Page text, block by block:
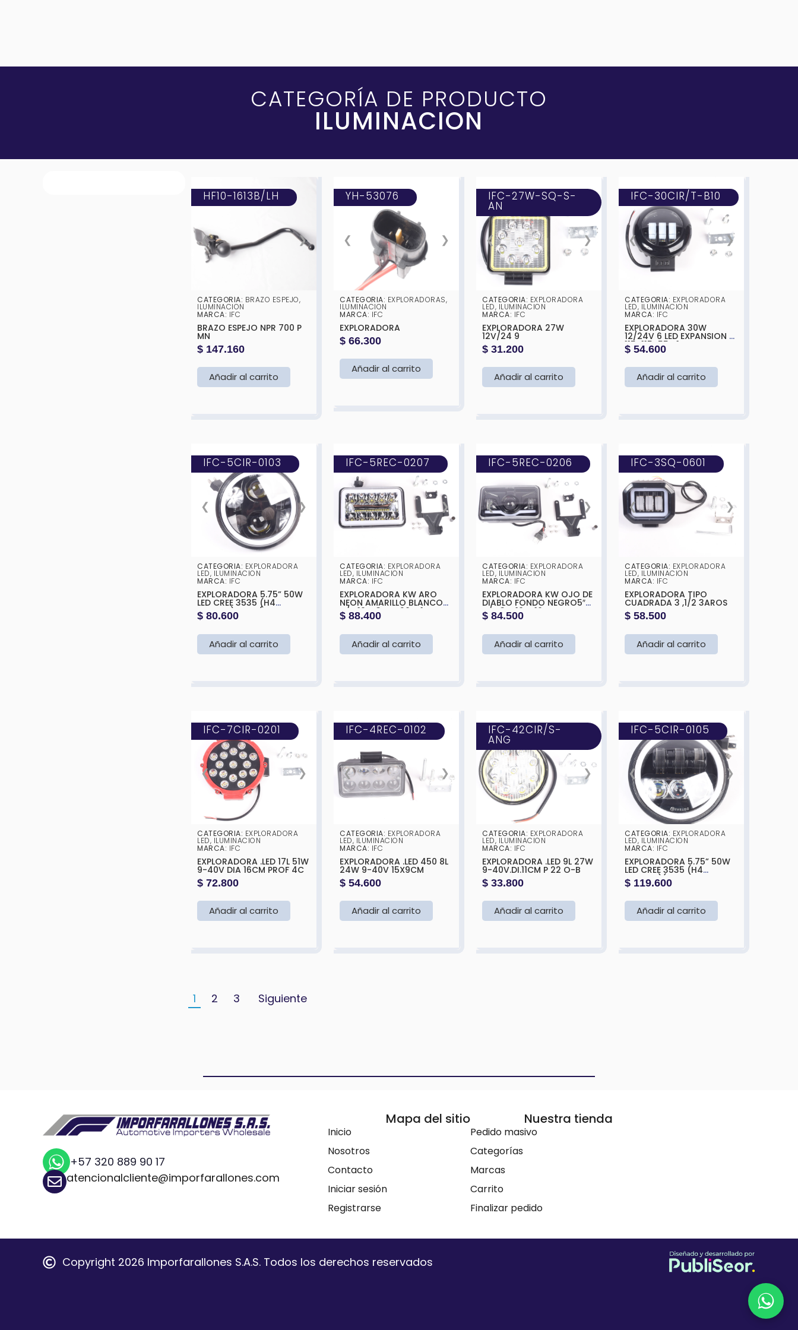
CATEGORÍA DE PRODUCTO
ILUMINACION
❮ ❯
HF10-1613B/LH
CATEGORIA: BRAZO ESPEJO,
ILUMINACION
MARCA: IFC
BRAZO ESPEJO NPR 700 P
MN
$ 147.160
Añadir al carrito
❮ ❯
YH-53076
CATEGORIA: EXPLORADORAS,
ILUMINACION
MARCA: IFC
EXPLORADORA
$ 66.300
Añadir al carrito
❮ ❯
IFC-27W-SQ-S-
AN
CATEGORIA: EXPLORADORA
LED, ILUMINACION
MARCA: IFC
EXPLORADORA 27W
12V/24 9
$ 31.200
Añadir al carrito
❮ ❯
IFC-30CIR/T-B10
CATEGORIA: EXPLORADORA
LED, ILUMINACION
MARCA: IFC
EXPLORADORA 30W
12/24V 6 LED EXPANSION LP
115X115X55 X1
$ 54.600
Añadir al carrito
❮ ❯
IFC-5CIR-0103
CATEGORIA: EXPLORADORA
LED, ILUMINACION
MARCA: IFC
EXPLORADORA 5.75” 50W
LED CREE 3535 (H4
SOCKET) OJO (BLANCO Y
AMARILLO )143X75MM
$ 80.600
Añadir al carrito
❮ ❯
IFC-5REC-0207
CATEGORIA: EXPLORADORA
LED, ILUMINACION
MARCA: IFC
EXPLORADORA KW ARO
NEON AMARILLO BLANCO5″
H/L, 10 X 3W + 20 X 1W
3030 SMD 10-30V,
165X108X65MM
$ 88.400
Añadir al carrito
❮ ❯
IFC-5REC-0206
CATEGORIA: EXPLORADORA
LED, ILUMINACION
MARCA: IFC
EXPLORADORA KW OJO DE
DIABLO FONDO NEGRO5″
H/L, 3 X 10W 10-
30V,BLANCA (BLANCA Y
$ 84.500
Añadir al carrito
❮ ❯
IFC-3SQ-0601
CATEGORIA: EXPLORADORA
LED, ILUMINACION
MARCA: IFC
EXPLORADORA TIPO
CUADRADA 3 ,1/2 3AROS
$ 58.500
Añadir al carrito
❮ ❯
IFC-7CIR-0201
CATEGORIA: EXPLORADORA
LED, ILUMINACION
MARCA: IFC
EXPLORADORA .LED 17L 51W
9-40V DIA 16CM PROF 4C
$ 72.800
Añadir al carrito
❮ ❯
IFC-4REC-0102
CATEGORIA: EXPLORADORA
LED, ILUMINACION
MARCA: IFC
EXPLORADORA .LED 450 8L
24W 9-40V 15X9CM
$ 54.600
Añadir al carrito
❮ ❯
IFC-42CIR/S-
ANG
CATEGORIA: EXPLORADORA
LED, ILUMINACION
MARCA: IFC
EXPLORADORA .LED 9L 27W
9-40V.DI.11CM P 22 O-B
$ 33.800
Añadir al carrito
❮ ❯
IFC-5CIR-0105
CATEGORIA: EXPLORADORA
LED, ILUMINACION
MARCA: IFC
EXPLORADORA 5.75” 50W
LED CREE 3535 (H4
SOCKET)(BLANCO Y
AMARILLO)143X75MM
$ 119.600
Añadir al carrito
1 2 3 Siguiente
+57 320 889 90 17
atencionalcliente@imporfarallones.com
Mapa del sitio
Inicio
Nosotros
Contacto
Iniciar sesión
Registrarse
Nuestra tienda
Pedido masivo
Categorías
Marcas
Carrito
Finalizar pedido
Copyright 2026 Imporfarallones S.A.S. Todos los derechos reservados